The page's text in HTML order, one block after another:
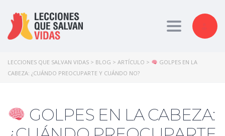
Toggle
LECCIONES QUE SALVAN VIDAS > BLOG > ARTÍCULO >
GOLPES EN LA
CABEZA: ¿CUÁNDO PREOCUPARTE Y CUÁNDO NO?
GOLPES EN LA CABEZA: